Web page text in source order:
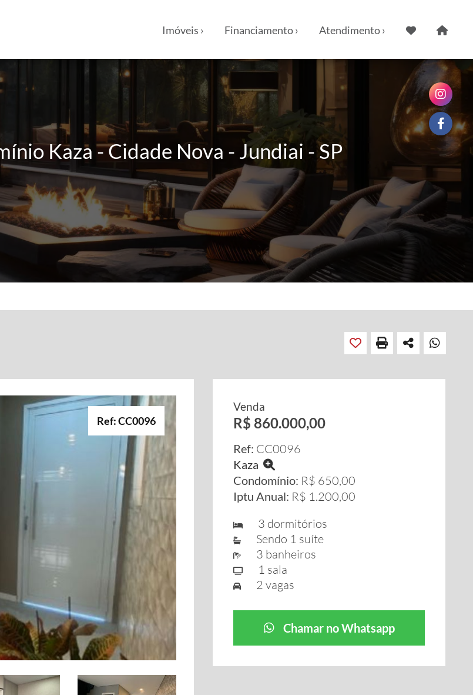
Imóveis › Financiamento › Atendimento ›
Kaza - Cidade Nova - Jundiai - SP
Ref: CC0096
Venda
R$ 860.000,00
Ref: CC0096
Kaza
Condomínio: R$ 650,00
Iptu Anual: R$ 1.200,00
3 dormitórios
Sendo 1 suíte
3 banheiros
1 sala
2 vagas
Chamar no Whatsapp